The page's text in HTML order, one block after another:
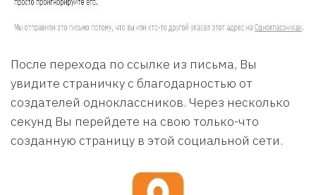
После перехода по ссылке из письма, Вы
увидите страничку с благодарностью от
создателей одноклассников. Через несколько
секунд Вы перейдете на свою только-что
созданную страницу в этой социальной сети.